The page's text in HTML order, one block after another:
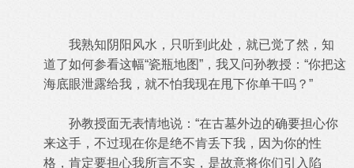
我熟知阴阳风水，只听到此处，就已觉了然，知
道了如何参看这幅“瓷瓶地图”，我又问孙教授：“你把这
海底眼泄露给我，就不怕我现在甩下你单干吗？”
孙教授面无表情地说：“在古墓外边的确要担心你
来这手，不过现在你是绝不肯丢下我，因为你的性
格，肯定要担心我所言不实，是故意将你们引入陷